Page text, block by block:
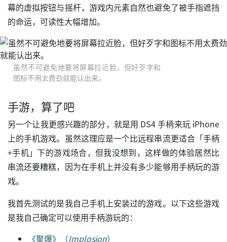
幕的虚拟按钮与摇杆，游戏内元素自然也避免了被手指遮挡
的命运，可读性大幅增加。
虽然不可避免地要将屏幕拉近脸，但好歹字和
图标不用太费劲就能认出来。
手游，算了吧
另一个让我更感兴趣的部分，就是用 DS4 手柄来玩 iPhone
上的手机游戏。虽然这理应是一个比远程串流更适合「手柄
+手机」下的游戏场合，但我没想到，这样做的体验居然比
串流还要糟糕，因为在手机上并没有多少能够用手柄玩的游
戏。
我首先测试的是我自己手机上安装过的游戏。以下这些游戏
是我自己确定可以使用手柄游玩的：
《聚爆》（Implosion）